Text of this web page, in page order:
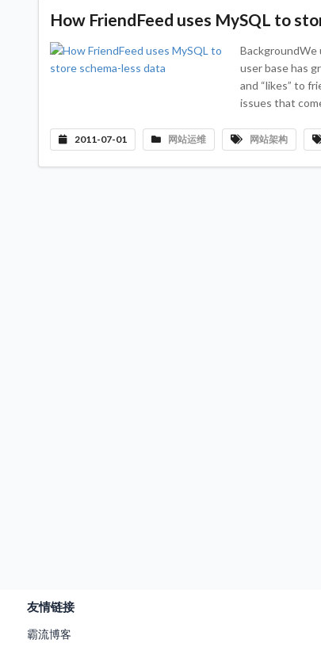
How FriendFeed uses MySQL to
BackgroundWe
user base has
and “likes” to
issues that
2011-07-01 网站运维 网站架构
友情链接
霸流博客